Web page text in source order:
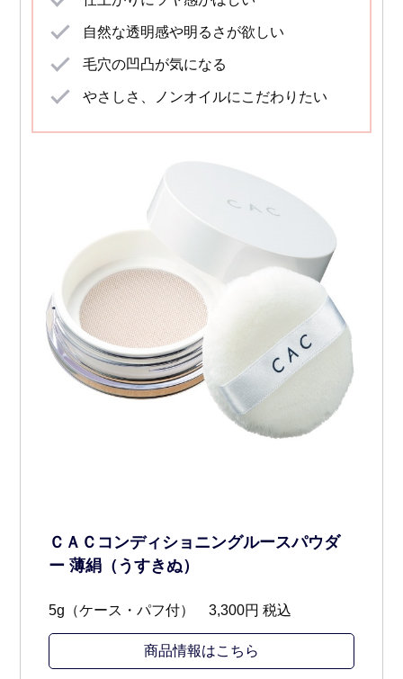
自然な透明感や明るさが欲しい
毛穴の凹凸が気になる
やさしさ、ノンオイルにこだわりたい
ＣＡＣコンディショニングルースパウダ
ー 薄絹（うすきぬ）
5g（ケース・パフ付） 3,300円 税込
商品情報はこちら